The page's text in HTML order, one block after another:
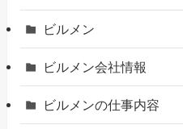
ビルメン
ビルメン会社情報
ビルメンの仕事内容